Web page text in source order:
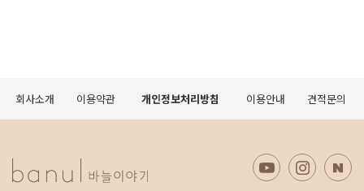
회사소개 이용약관 개인정보처리방침 이용안내 견적문의